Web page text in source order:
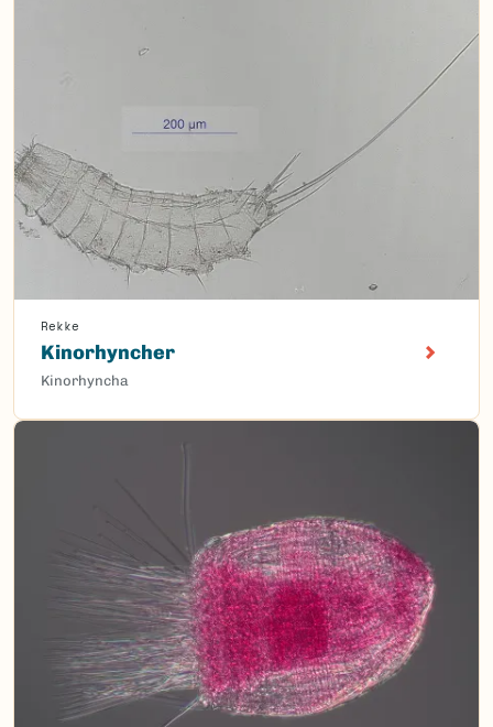
Rekke
Kinorhyncher
Kinorhyncha